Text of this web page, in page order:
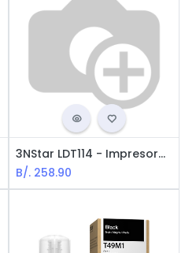
3NStar LDT114 - Impresora Térmica de Etiquetas / USB + LAN / Negro
B/. 258.90